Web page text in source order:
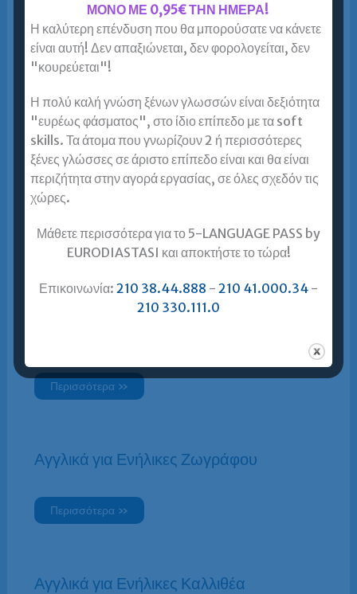
Περισσότερα »
Αγγλικά για Ενήλικες Αθήνα Κέντρο
Περισσότερα »
Αγγλικά για Ενήλικες Αιγάλεω
Μένω / σπουδάζω στο Αιγάλεω. Γιατί να επιλέξω
Ευρωδιάσταση για μαθήματα Αγγλικών;
Περισσότερα »
Αγγλικά για Ενήλικες Ζωγράφου
Περισσότερα »
Αγγλικά για Ενήλικες Καλλιθέα
ΜΟΝΟ ΜΕ 0,95€ ΤΗΝ ΗΜΕΡΑ!
Η καλύτερη επένδυση που θα μπορούσατε να κάνετε
είναι αυτή! Δεν απαξιώνεται, δεν φορολογείται, δεν
"κουρεύεται"!
Η πολύ καλή γνώση ξένων γλωσσών είναι δεξιότητα
"ευρέως φάσματος", στο ίδιο επίπεδο με τα soft
skills. Τα άτομα που γνωρίζουν 2 ή περισσότερες
ξένες γλώσσες σε άριστο επίπεδο είναι και θα είναι
περιζήτητα στην αγορά εργασίας, σε όλες σχεδόν τις
χώρες.
Μάθετε περισσότερα για το 5-LANGUAGE PASS by
EURODIASTASI και αποκτήστε το τώρα!
Επικοινωνία: 210 38.44.888 - 210 41.000.34 -
210 330.111.0